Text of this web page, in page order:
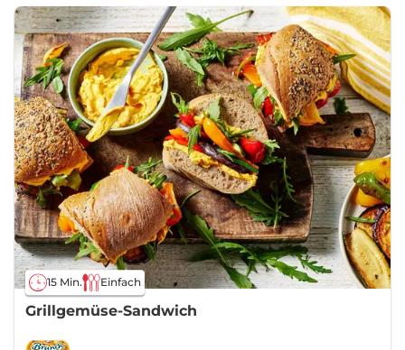
15 Min. Einfach
Grillgemüse-Sandwich